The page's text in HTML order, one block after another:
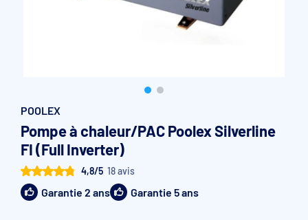
POOLEX
Pompe à chaleur/PAC Poolex Silverline
FI (Full Inverter)
4,8/5 18 avis
Garantie 2 ans Garantie 5 ans